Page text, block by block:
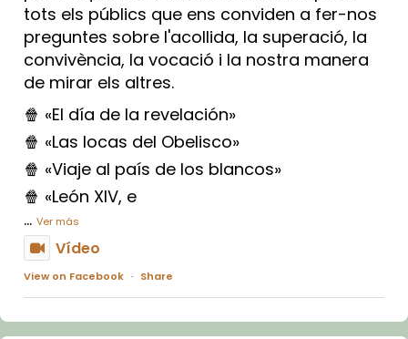
tots els públics que ens conviden a fer-nos
preguntes sobre l'acollida, la superació, la
convivència, la vocació i la nostra manera
de mirar els altres.
🍿 «El día de la revelación»
🍿 «Las locas del Obelisco»
🍿 «Viaje al país de los blancos»
🍿 «León XIV, e
... Ver más
Vídeo
View on Facebook · Share
Arquebisbat de Barcelona